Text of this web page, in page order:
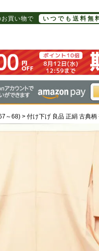
買い物で いつでも送料無
～68) 付け下げ 良品 正絹 古典